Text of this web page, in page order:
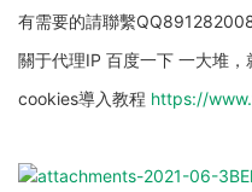
有需要的請聯繫
關于代理IP 百度一下 一大堆，
cookies導入教程 https://